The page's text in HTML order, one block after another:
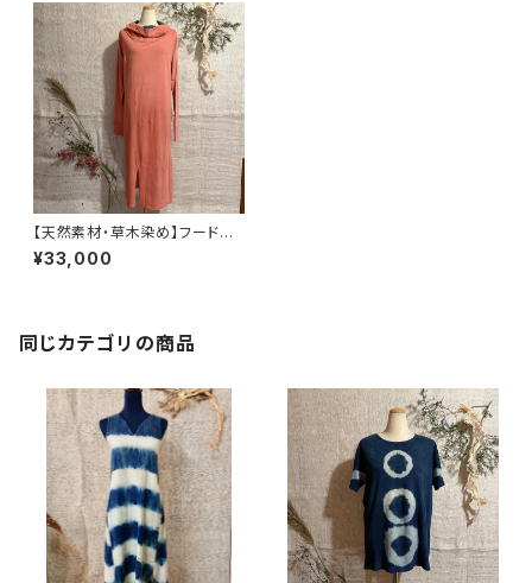
【天然素材・草木染め】フード付
きワンピース・ヘンプコットン
¥33,000
同じカテゴリの商品